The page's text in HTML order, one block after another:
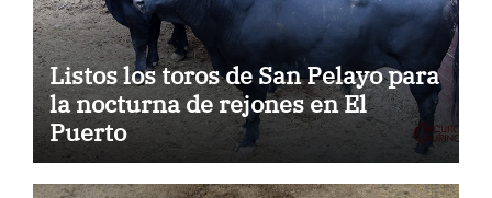
Listos los toros de San Pelayo para
la nocturna de rejones en El
Puerto